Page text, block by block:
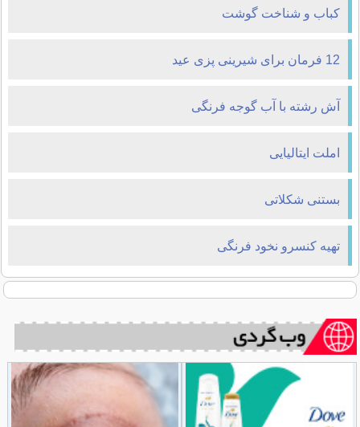
كباب و شناخت گوشت
12 فرمان برای شیرینی پزی عید
آش رشته با آب گوجه فرنگی
املت ایتالیایی
بستنی شکلاتی
تهیه كنسرو نخود فرنگی